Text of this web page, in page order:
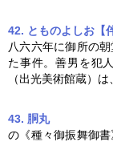
42. とものよしお【
八六六年に御所の
た事件。善男を犯
（出光美術館蔵）
43. 胴丸
の《種々御振舞御